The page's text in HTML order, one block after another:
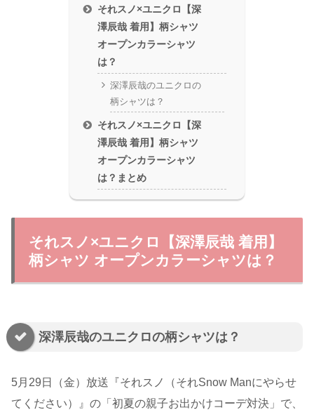
それスノ×ユニクロ【深
澤辰哉 着用】柄シャツ
オープンカラーシャツ
は？
深澤辰哉のユニクロの
柄シャツは？
それスノ×ユニクロ【深
澤辰哉 着用】柄シャツ
オープンカラーシャツ
は？まとめ
それスノ×ユニクロ【深澤辰哉 着用】
柄シャツ オープンカラーシャツは？
深澤辰哉のユニクロの柄シャツは？
5月29日（金）放送『それスノ（それSnow Manにやらせ
てください）』の「初夏の親子お出かけコーデ対決」で、